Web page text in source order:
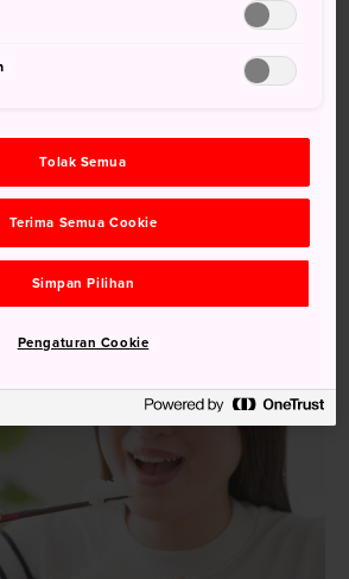
menyuapkannya ke dalam mulut
tatanan dalam makanan disajikan
di meja.
dari piring untuk bersama
di piring Anda sendiri yang lebih
Tolak Semua
Terima Semua Cookie
Simpan Pilihan
Pengaturan Cookie